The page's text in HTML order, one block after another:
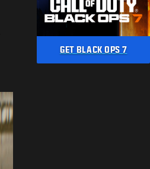
GET BLACK OPS 7